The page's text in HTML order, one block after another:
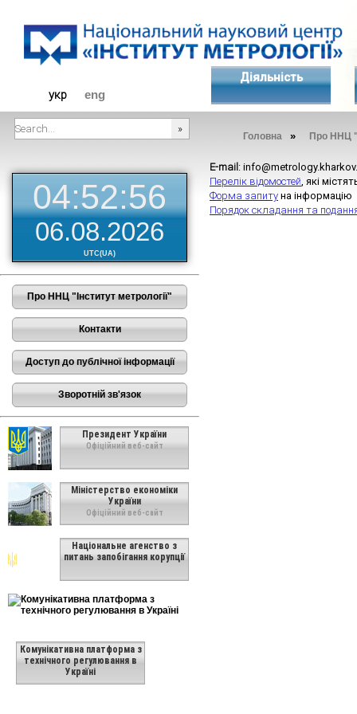
укр eng
Діяльність
Головна » Про ННЦ
04:52:56
06.08.2026
UTC(UA)
Про ННЦ "Інститут метрології"
Контакти
Доступ до публічної інформації
Зворотній зв'язок
Президент України
Офіційний веб-сайт
Міністерство економіки
України
Офіційний веб-сайт
Національне агенство з
питань запобігання корупції
Комунікативна платформа з
технічного регулювання в
Україні
E-mail :
Перелік відомостей, які
Форма запиту на
Порядок складання та